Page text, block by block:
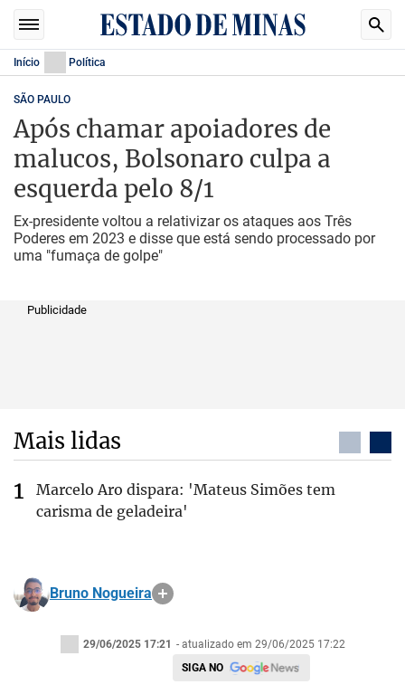
Início Política
SÃO PAULO
Após chamar apoiadores de
malucos, Bolsonaro culpa a
esquerda pelo 8/1
Ex-presidente voltou a relativizar os ataques aos Três
Poderes em 2023 e disse que está sendo processado por
uma "fumaça de golpe"
Publicidade
Mais lidas
Marcelo Aro dispara: 'Mateus Simões tem
carisma de geladeira'
Bruno Nogueira
29/06/2025 17:21 - atualizado em 29/06/2025 17:22
SIGA NO